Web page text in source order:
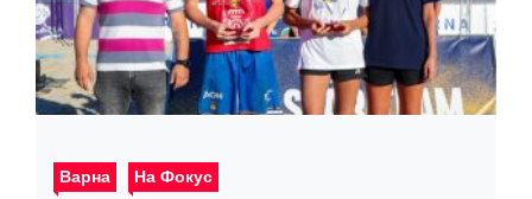
Варна На Фокус